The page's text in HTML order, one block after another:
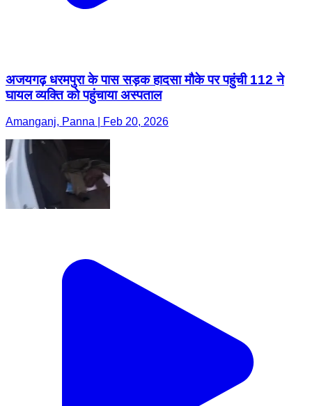
अजयगढ़ धरमपुरा के पास सड़क हादसा मौके पर पहुंची 112 ने
घायल व्यक्ति को पहुंचाया अस्पताल
Amanganj, Panna | Feb 20, 2026